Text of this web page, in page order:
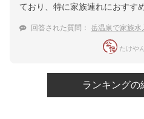
ており、特に家族連れにおすす
回答された質問： 岳温泉で家族水入
たけや
ランキングの